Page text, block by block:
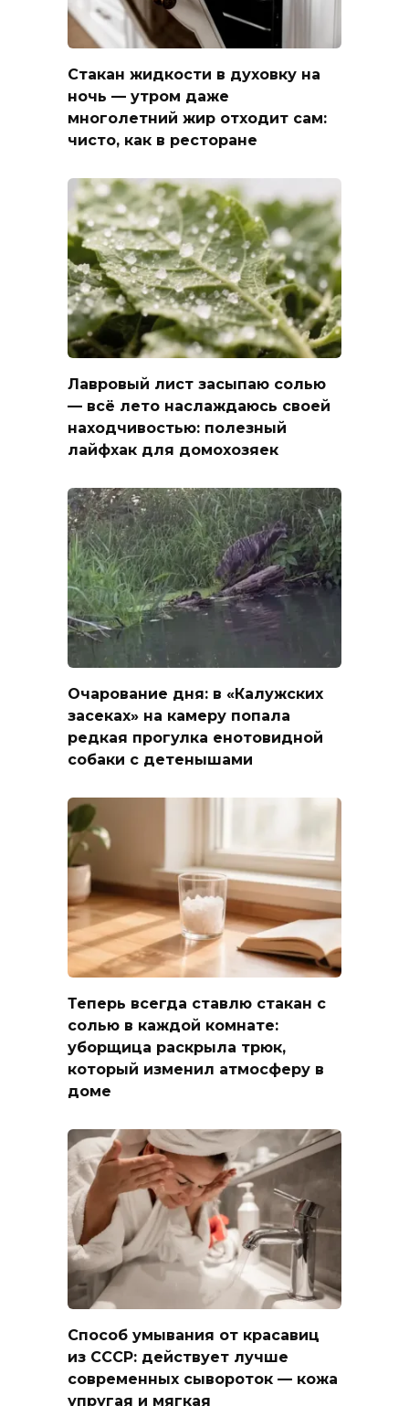
Стакан жидкости в духовку на
ночь — утром даже
многолетний жир отходит сам:
чисто, как в ресторане
Лавровый лист засыпаю солью
— всё лето наслаждаюсь своей
находчивостью: полезный
лайфхак для домохозяек
Очарование дня: в «Калужских
засеках» на камеру попала
редкая прогулка енотовидной
собаки с детенышами
Теперь всегда ставлю стакан с
солью в каждой комнате:
уборщица раскрыла трюк,
который изменил атмосферу в
доме
Способ умывания от красавиц
из СССР: действует лучше
современных сывороток — кожа
упругая и мягкая